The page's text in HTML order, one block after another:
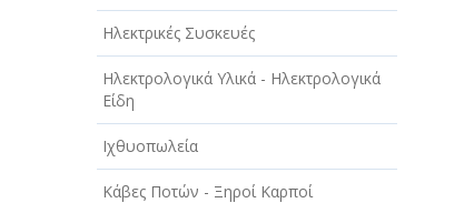
Ηλεκτρικές Συσκευές
Ηλεκτρολογικά Υλικά - Ηλεκτρολογικά
Είδη
Ιχθυοπωλεία
Κάβες Ποτών - Ξηροί Καρποί